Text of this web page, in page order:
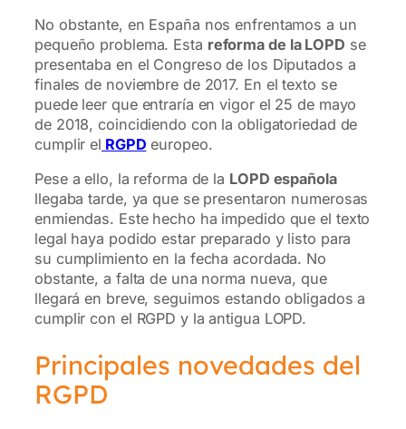
No obstante, en España nos enfrentamos a un
pequeño problema. Esta reforma de la LOPD se
presentaba en el Congreso de los Diputados a
finales de noviembre de 2017. En el texto se
puede leer que entraría en vigor el 25 de mayo
de 2018, coincidiendo con la obligatoriedad de
cumplir el RGPD europeo.
Pese a ello, la reforma de la LOPD española
llegaba tarde, ya que se presentaron numerosas
enmiendas. Este hecho ha impedido que el texto
legal haya podido estar preparado y listo para
su cumplimiento en la fecha acordada. No
obstante, a falta de una norma nueva, que
llegará en breve, seguimos estando obligados a
cumplir con el RGPD y la antigua LOPD.
Principales novedades del
RGPD